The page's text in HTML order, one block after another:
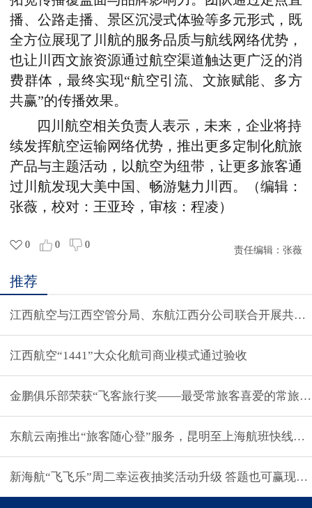
播、公路走播、景区沉浸式体验等多元形式，既
全方位展现了川航的服务品质与航线网络优势，
也让川西文旅资源通过航空渠道触达更广泛的消
费群体，最终实现“航空引流、文旅赋能、多方
共赢”的传播效果。
四川航空相关负责人表示，未来，企业将持
续发挥航空运输网络优势，推出更多定制化航旅
产品与主题活动，以航空为纽带，让更多旅客通
过川航发现大美中国、畅游魅力川西。（编辑：
张薇，校对：王亚玲，审核：程凌）
0 0 0
责任编辑： 张薇
推荐
江西航空与江西空管分局、东航江西分公司联合开展共建
江西航空“1441”大众化航司商业模式通过验收
金鹏俱乐部荣获“飞客旅行奖——最受常旅客喜爱的常旅
东航云南推出“旅客随心登”服务，昆明至上海航班快线无
新海航“飞飞乐”周二幸运夜抽奖活动升级 答题也可赢现金